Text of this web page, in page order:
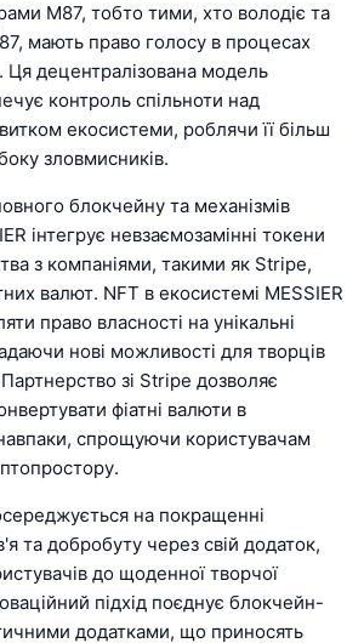
M87, тобто тими, хто володіє та
мають право голосу в процесах
Ця децентралізована модель
контроль спільноти над
екосистеми, роблячи її більш
зловмисників.
блокчейну та механізмів
інтегрує невзаємозамінні токени
з компаніями, такими як Stripe,
валют. NFT в екосистемі MESSIER
право власності на унікальні
нові можливості для творців
зі Stripe дозволяє
фіатні валюти в
спрощуючи користувачам
на покращенні
та добробуту через свій додаток,
до щоденної творчої
підхід поєднує блокчейн-
додатками, що приносять